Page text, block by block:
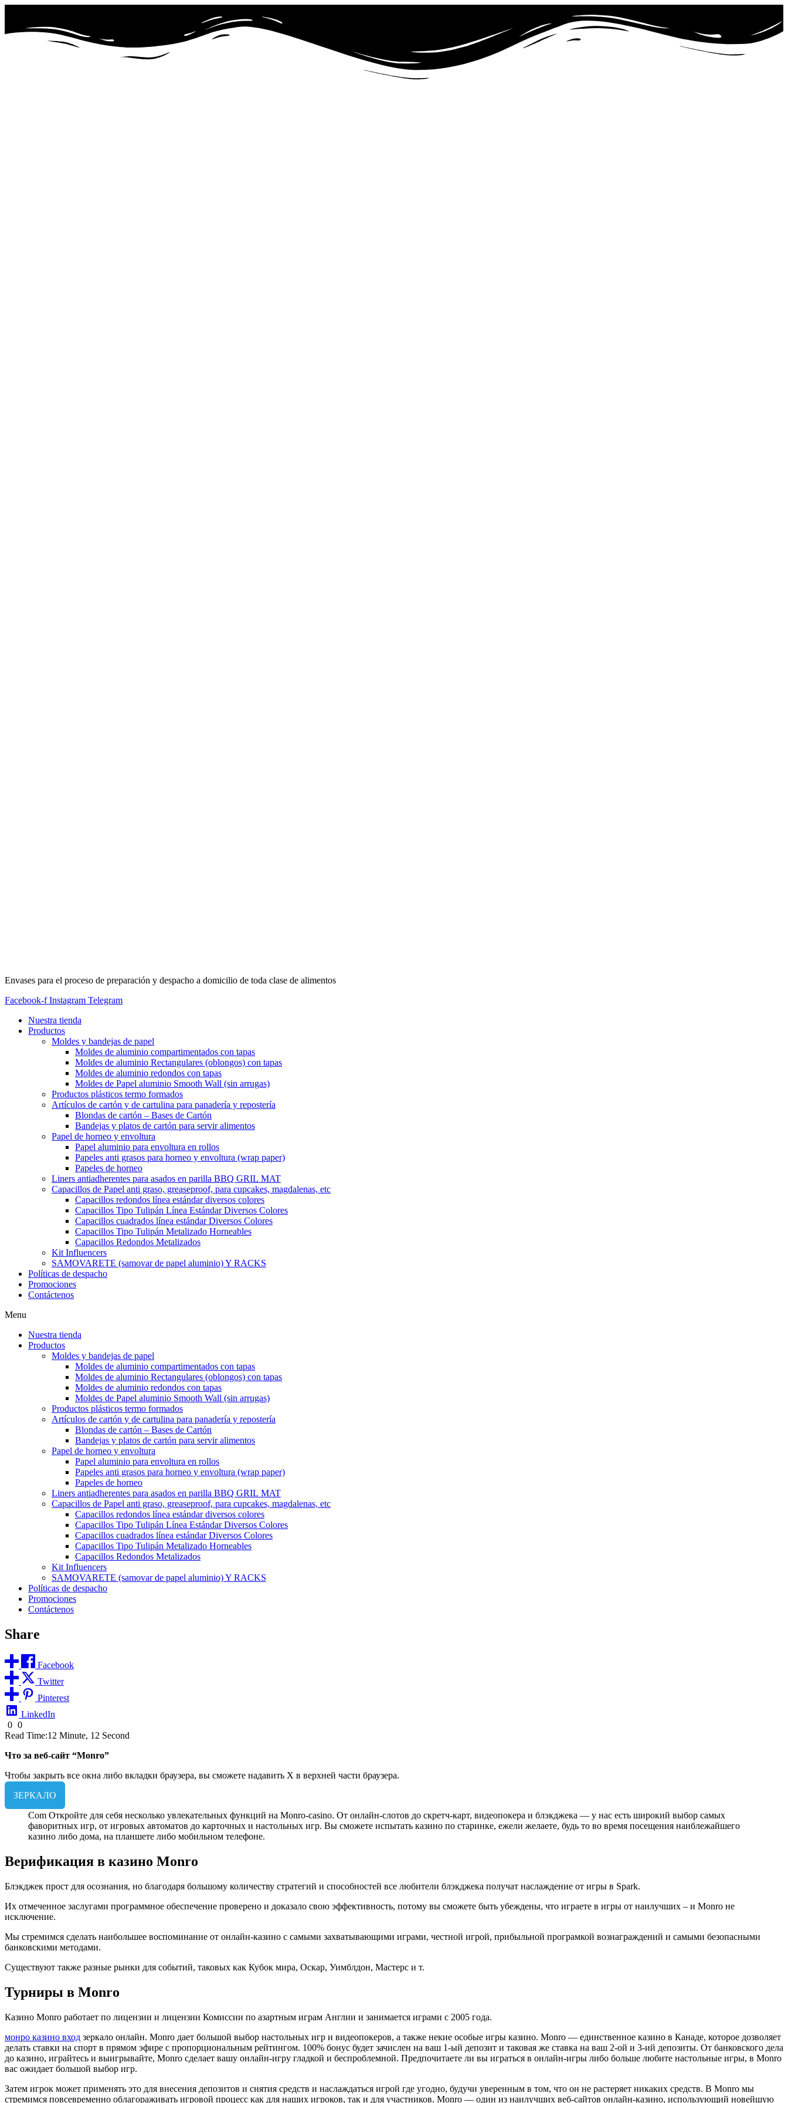
Envases para el proceso de preparación y despacho a domicilio de toda clase de alimentos
Facebook-f Instagram Telegram
Nuestra tienda
Productos
Moldes y bandejas de papel
Moldes de aluminio compartimentados con tapas
Moldes de aluminio Rectangulares (oblongos) con tapas
Moldes de aluminio redondos con tapas
Moldes de Papel aluminio Smooth Wall (sin arrugas)
Productos plásticos termo formados
Artículos de cartón y de cartulina para panadería y repostería
Blondas de cartón – Bases de Cartón
Bandejas y platos de cartón para servir alimentos
Papel de horneo y envoltura
Papel aluminio para envoltura en rollos
Papeles anti grasos para horneo y envoltura (wrap paper)
Papeles de horneo
Liners antiadherentes para asados en parilla BBQ GRIL MAT
Capacillos de Papel anti graso, greaseproof, para cupcakes, magdalenas, etc
Capacillos redondos línea estándar diversos colores
Capacillos Tipo Tulipán Línea Estándar Diversos Colores
Capacillos cuadrados línea estándar Diversos Colores
Capacillos Tipo Tulipán Metalizado Horneables
Capacillos Redondos Metalizados
Kit Influencers
SAMOVARETE (samovar de papel aluminio) Y RACKS
Políticas de despacho
Promociones
Contáctenos
Menu
Nuestra tienda
Productos
Moldes y bandejas de papel
Moldes de aluminio compartimentados con tapas
Moldes de aluminio Rectangulares (oblongos) con tapas
Moldes de aluminio redondos con tapas
Moldes de Papel aluminio Smooth Wall (sin arrugas)
Productos plásticos termo formados
Artículos de cartón y de cartulina para panadería y repostería
Blondas de cartón – Bases de Cartón
Bandejas y platos de cartón para servir alimentos
Papel de horneo y envoltura
Papel aluminio para envoltura en rollos
Papeles anti grasos para horneo y envoltura (wrap paper)
Papeles de horneo
Liners antiadherentes para asados en parilla BBQ GRIL MAT
Capacillos de Papel anti graso, greaseproof, para cupcakes, magdalenas, etc
Capacillos redondos línea estándar diversos colores
Capacillos Tipo Tulipán Línea Estándar Diversos Colores
Capacillos cuadrados línea estándar Diversos Colores
Capacillos Tipo Tulipán Metalizado Horneables
Capacillos Redondos Metalizados
Kit Influencers
SAMOVARETE (samovar de papel aluminio) Y RACKS
Políticas de despacho
Promociones
Contáctenos
Share
Facebook
Twitter
Pinterest
LinkedIn
0 0
Read Time:12 Minute, 12 Second
Что за веб-сайт “Monro”
Чтобы закрыть все окна либо вкладки браузера, вы сможете надавить X в верхней части браузера.
ЗЕРКАЛО
Com Откройте для себя несколько увлекательных функций на Monro-casino. От онлайн-слотов до скретч-карт, видеопокера и блэкджека — у нас есть широкий выбор самых
фаворитных игр, от игровых автоматов до карточных и настольных игр. Вы сможете испытать казино по старинке, ежели желаете, будь то во время посещения наиблежайшего
казино либо дома, на планшете либо мобильном телефоне.
Верификация в казино Monro
Блэкджек прост для осознания, но благодаря большому количеству стратегий и способностей все любители блэкджека получат наслаждение от игры в Spark.
Их отмеченное заслугами программное обеспечение проверено и доказало свою эффективность, потому вы сможете быть убеждены, что играете в игры от наилучших – и Monro не
исключение.
Мы стремимся сделать наибольшее воспоминание от онлайн-казино с самыми захватывающими играми, честной игрой, прибыльной програмкой вознаграждений и самыми безопасными
банковскими методами.
Существуют также разные рынки для событий, таковых как Кубок мира, Оскар, Уимблдон, Мастерс и т.
Турниры в Monro
Казино Monro работает по лицензии и лицензии Комиссии по азартным играм Англии и занимается играми с 2005 года.
монро казино вход зеркало онлайн. Monro дает большой выбор настольных игр и видеопокеров, а также некие особые игры казино. Monro — единственное казино в Канаде, которое дозволяет
делать ставки на спорт в прямом эфире с пропорциональным рейтингом. 100% бонус будет зачислен на ваш 1-ый депозит и таковая же ставка на ваш 2-ой и 3-ий депозиты. От банковского дела
до казино, играйтесь и выигрывайте, Monro сделает вашу онлайн-игру гладкой и беспроблемной. Предпочитаете ли вы играться в онлайн-игры либо больше любите настольные игры, в Monro
вас ожидает большой выбор игр.
Затем игрок может применять это для внесения депозитов и снятия средств и наслаждаться игрой где угодно, будучи уверенным в том, что он не растеряет никаких средств. В Monro мы
стремимся повсевременно облагораживать игровой процесс как для наших игроков, так и для участников. Monro — один из наилучших веб-сайтов онлайн-казино, использующий новейшую